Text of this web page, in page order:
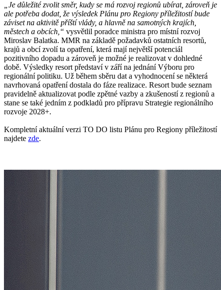
„Je důležité zvolit směr, kudy se má rozvoj regionů ubírat, zároveň je
ale potřeba dodat, že výsledek Plánu pro Regiony příležitostí bude
záviset na aktivitě příští vlády, a hlavně na samotných krajích,
městech a obcích,“ vysvětlil poradce ministra pro místní rozvoj
Miroslav Balatka. MMR na základě požadavků ostatních resortů,
krajů a obcí zvolí ta opatření, která mají největší potenciál
pozitivního dopadu a zároveň je možné je realizovat v dohledné
době. Výsledky resort představí v září na jednání Výboru pro
regionální politiku. Už během sběru dat a vyhodnocení se některá
navrhovaná opatření dostala do fáze realizace. Resort bude seznam
pravidelně aktualizovat podle zpětné vazby a zkušeností z regionů a
stane se také jedním z podkladů pro přípravu Strategie regionálního
rozvoje 2028+.
Kompletní aktuální verzi TO DO listu Plánu pro Regiony příležitostí
najdete zde.